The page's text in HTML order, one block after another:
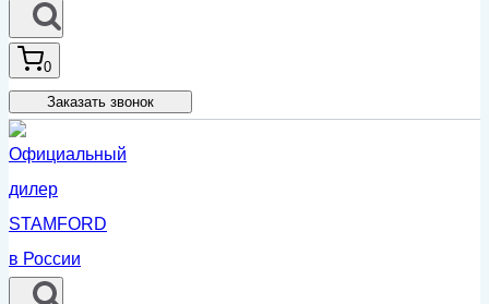
0
Заказать звонок